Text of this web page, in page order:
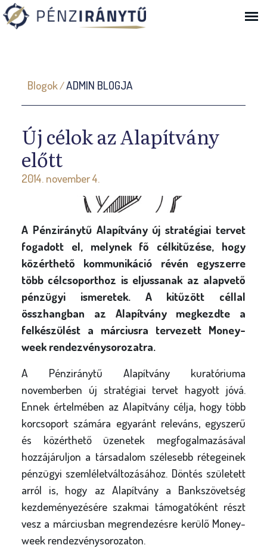
Ugrás a navigációhoz
J
e
e
n
l
e
i
h
e
l
y
Blogok/ADMIN BLOGJA
Új célok az Alapítvány
előtt
2014. november 4.
A Pénziránytű Alapítvány új stratégiai tervet
fogadott el, melynek fő célkitűzése, hogy
közérthető kommunikáció révén egyszerre
több célcsoporthoz is eljussanak az alapvető
pénzügyi ismeretek. A kitűzött céllal
összhangban az Alapítvány megkezdte a
felkészülést a márciusra tervezett Money-
week rendezvénysorozatra.
A Pénziránytű Alapítvány kuratóriuma
novemberben új stratégiai tervet hagyott jóvá.
Ennek értelmében az Alapítvány célja, hogy több
korcsoport számára egyaránt releváns, egyszerű
és közérthető üzenetek megfogalmazásával
hozzájáruljon a társadalom szélesebb rétegeinek
pénzügyi szemléletváltozásához. Döntés született
arról is, hogy az Alapítvány a Bankszövetség
kezdeményezésére szakmai támogatóként részt
vesz a márciusban megrendezésre kerülő Money-
week rendezvénysorozaton.